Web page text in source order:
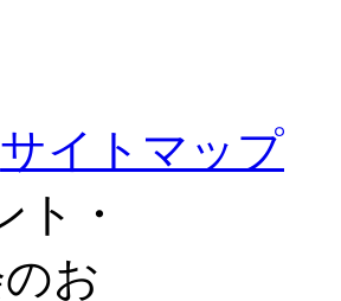
サイトマップ